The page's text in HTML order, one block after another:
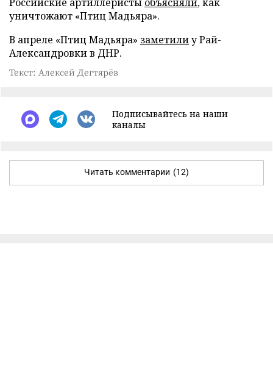
уничтожают «Птиц Мадьяра».
В апреле «Птиц Мадьяра» заметилиу Рай-
Александровки в ДНР.
Текст: Алексей Дегтярёв
Подписывайтесь на наши
каналы
Читать комментарии (12)